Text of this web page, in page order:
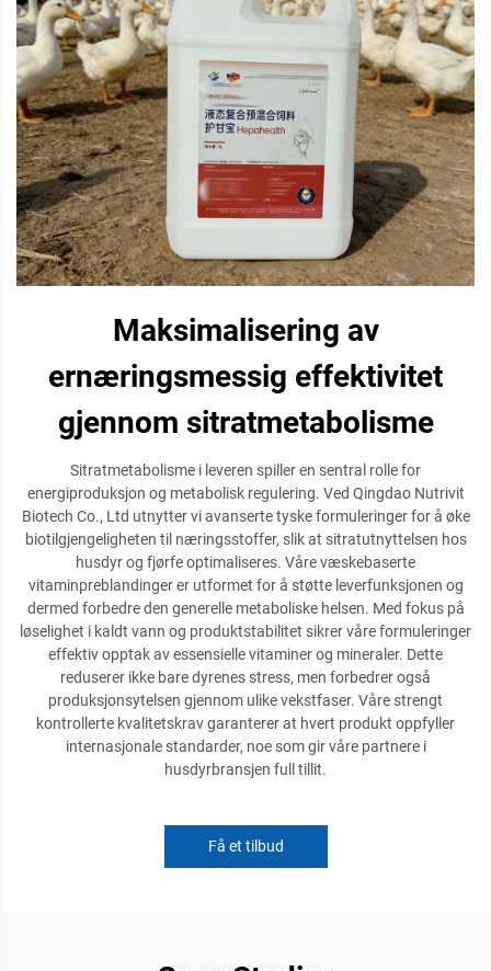
Maksimalisering av
ernæringsmessig effektivitet
gjennom sitratmetabolisme
Sitratmetabolisme i leveren spiller en sentral rolle for
energiproduksjon og metabolisk regulering. Ved Qingdao Nutrivit
Biotech Co., Ltd utnytter vi avanserte tyske formuleringer for å øke
biotilgjengeligheten til næringsstoffer, slik at sitratutnyttelsen hos
husdyr og fjørfe optimaliseres. Våre væskebaserte
vitaminpreblandinger er utformet for å støtte leverfunksjonen og
dermed forbedre den generelle metaboliske helsen. Med fokus på
løselighet i kaldt vann og produktstabilitet sikrer våre formuleringer
effektiv opptak av essensielle vitaminer og mineraler. Dette
reduserer ikke bare dyrenes stress, men forbedrer også
produksjonsytelsen gjennom ulike vekstfaser. Våre strengt
kontrollerte kvalitetskrav garanterer at hvert produkt oppfyller
internasjonale standarder, noe som gir våre partnere i
husdyrbransjen full tillit.
Få et tilbud